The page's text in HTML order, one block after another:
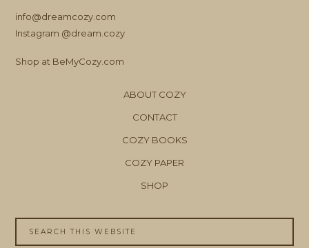
info@dreamcozy.com
Instagram @dream.cozy
Shop at BeMyCozy.com
ABOUT COZY
CONTACT
COZY BOOKS
COZY PAPER
SHOP